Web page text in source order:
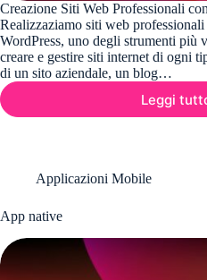
Creazione Siti Web Professionali
Realizzaziamo siti web
WordPress, uno degli strumenti più
creare e gestire siti internet di ogni
di un sito aziendale, un blog…
LeggiSiti
Applicazioni Mobile
App native